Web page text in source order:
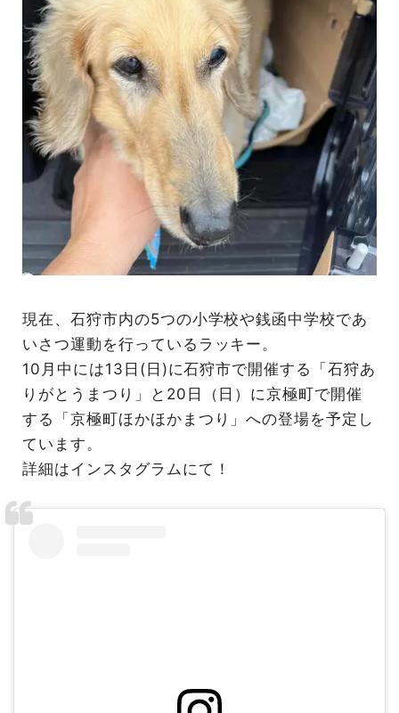
現在、石狩市内の5つの小学校や銭函中学校であ
いさつ運動を行っているラッキー。
10月中には13日(日)に石狩市で開催する「石狩あ
りがとうまつり」と20日（日）に京極町で開催
する「京極町ほかほかまつり」への登場を予定し
ています。
詳細はインスタグラムにて！